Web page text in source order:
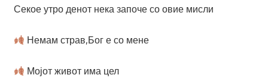
Секое утро денот нека започе со овие мисли
Немам страв,Бог е со мене
Мојот живот има цел